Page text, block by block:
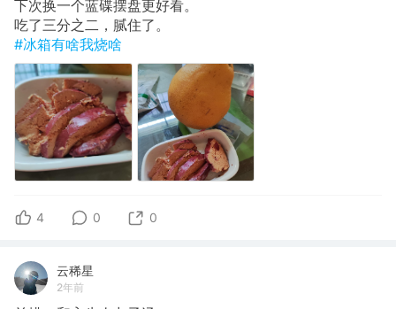
下次换一个蓝碟摆盘更好看。
吃了三分之二，腻住了。
#冰箱有啥我烧啥
4 0 0
云稀星
2年前